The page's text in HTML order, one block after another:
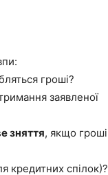
гроші?
заявленої
зняття, якщо гроші
кредитних спілок)?